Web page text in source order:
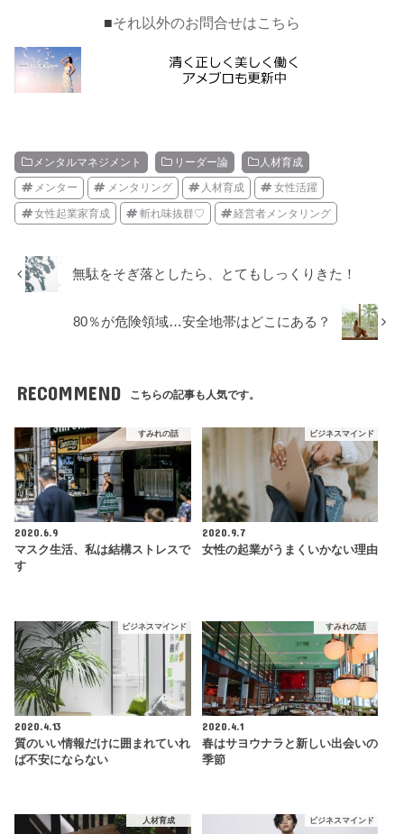
■それ以外のお問合せはこちら
メンタルマネジメント リーダー論 人材育成
メンター メンタリング 人材育成 女性活躍
女性起業家育成 斬れ味抜群♡ 経営者メンタリング
無駄をそぎ落としたら、とてもしっくりきた！
80％が危険領域…安全地帯はどこにある？
RECOMMEND こちらの記事も人気です。
すみれの話
2020.6.9
マスク生活、私は結構ストレスで
す
ビジネスマインド
2020.9.7
女性の起業がうまくいかない理由
ビジネスマインド
2020.4.13
質のいい情報だけに囲まれていれ
ば不安にならない
すみれの話
2020.4.1
春はサヨウナラと新しい出会いの
季節
人材育成 ビジネスマインド